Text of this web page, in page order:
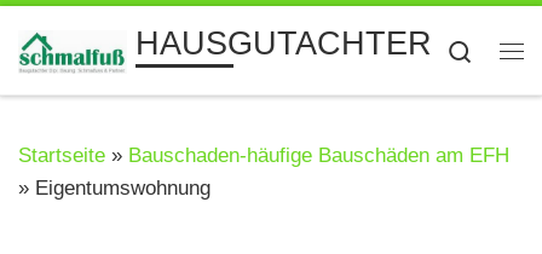
Zum Inhalt springenHAUSGUTACHTER
Search
Startseite » Bauschaden-häufige Bauschäden am EFH
» Eigentumswohnung